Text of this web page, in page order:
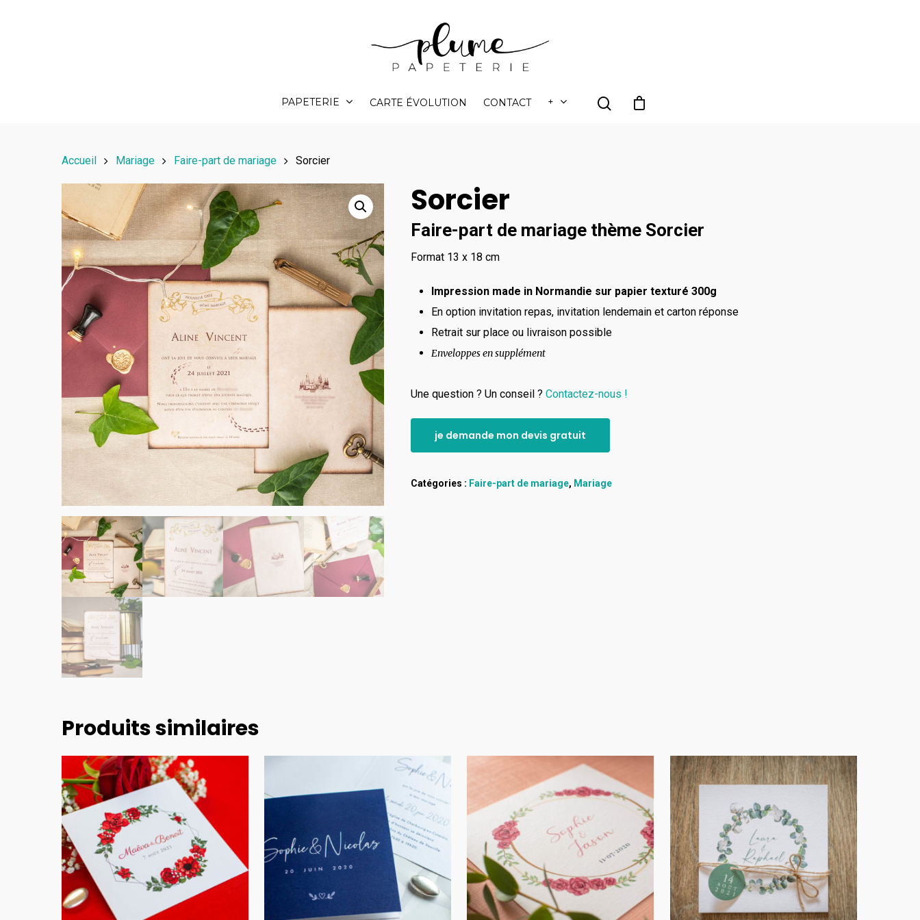
Hit enter to search or ESC to close
PAPETERIE CARTE ÉVOLUTION CONTACT +
Accueil Mariage Faire-part de mariage Sorcier
Sorcier
Faire-part de mariage thème Sorcier
Format 13 x 18 cm
Impression made in Normandie sur papier texturé 300g
En option invitation repas, invitation lendemain et carton réponse
Retrait sur place ou livraison possible
Enveloppes en supplément
Une question ? Un conseil ? Contactez-nous !
je demande mon devis gratuit
Catégories : Faire-part de mariage, Mariage
Produits similaires